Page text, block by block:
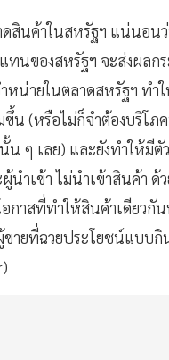
ดสินค้าในสหรัฐฯ แน่นอนว่
ทนของสหรัฐฯ จะส่งผลก
ำหน่ายในตลาดสหรัฐฯ ทำ
ขึ้น (หรือไม่ก็จำต้องบริโภ
น ๆ เลย) และยังทำให้มีตั
นำเข้า ไม่นำเข้าสินค้า ด้
อกาสที่ทำให้สินค้าเดียวกั
ขายที่ฉวยประโยชน์แบบกิ